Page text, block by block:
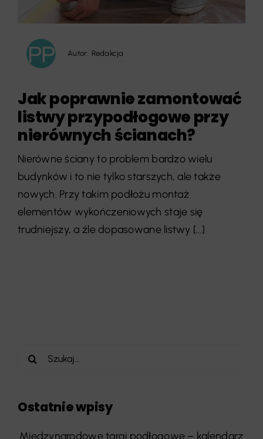
Autor: Redakcja
Jak poprawnie zamontować
listwy przypodłogowe przy
nierównych ścianach?
Nierówne ściany to problem bardzo wielu
budynków i to nie tylko starszych, ale także
nowych. Przy takim podłożu montaż
elementów wykończeniowych staje się
trudniejszy, a źle dopasowane listwy [...]
Szukaj
Ostatnie wpisy
Międzynarodowe targi podłogowe – kalendarz